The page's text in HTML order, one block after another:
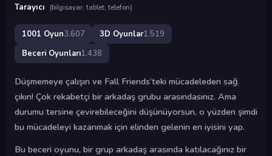
Tarayıcı
(bilgisayar, tablet, telefon)
1001 Oyun3.607 3D Oyunlar1.519
Beceri Oyunları1.438
Düşmemeye çalışın ve Fall Friends’teki mücadeleden sağ
çıkın! Çok rekabetçi bir arkadaş grubu arasındasınız. Ama
durumu tersine çevirebileceğini düşünüyorsun, o yüzden şimdi
bu mücadeleyi kazanmak için elinden gelenin en iyisini yap.
Bu beceri oyunu, bir grup arkadaş arasında katılacağınız bir